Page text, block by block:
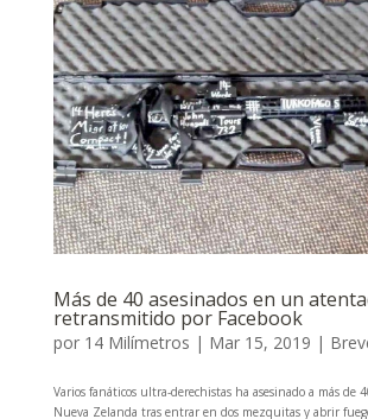
Más de 40 asesinados en un
retransmitido por Facebook
por 14 Milímetros | Mar 15, 2019 |
Varios fanáticos ultra-derechistas ha asesinado a más de
Nueva Zelanda tras entrar en dos mezquitas y abrir